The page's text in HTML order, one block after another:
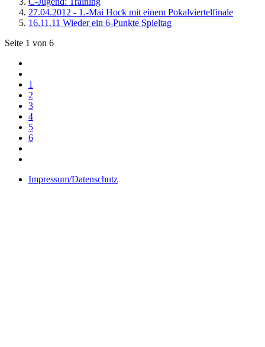
27.04.2012 - 1.-Mai Hock mit einem Pokalviertelfinale
16.11.11 Wieder ein 6-Punkte Spieltag
Seite 1 von 6
1
2
3
4
5
6
Impressum/Datenschutz